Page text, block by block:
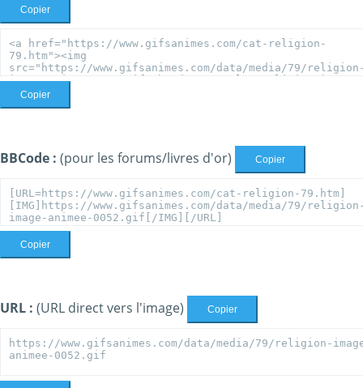
Copier
Copier
BBCode : (pour les forums/livres d'or) Copier
Copier
URL : (URL direct vers l'image) Copier